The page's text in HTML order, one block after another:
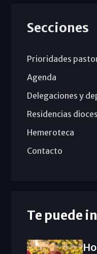
Secciones
Prioridades
Agenda
Delegaciones y
Residencias
Hemeroteca
Contacto
Te puede